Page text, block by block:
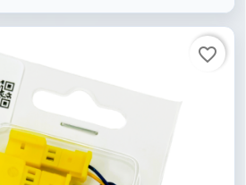
favorite_border